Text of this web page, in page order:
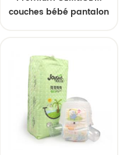
couches bébé pantalon